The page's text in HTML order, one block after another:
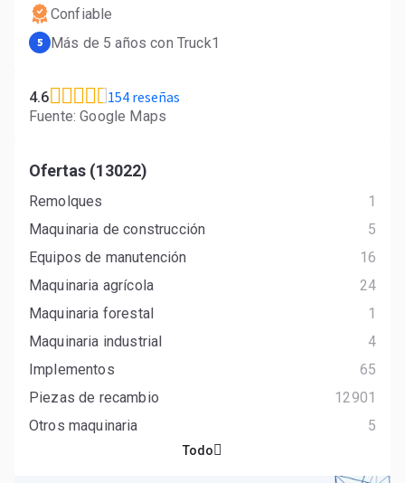
Confiable
5 Más de 5 años con Truck1
4.6 154 reseñas
Fuente: Google Maps
Ofertas (13022)
Remolques
1
Maquinaria de construcción
5
Equipos de manutención
16
Maquinaria agrícola
24
Maquinaria forestal
1
Maquinaria industrial
4
Implementos
65
Piezas de recambio
12901
Otros maquinaria
5
Todo